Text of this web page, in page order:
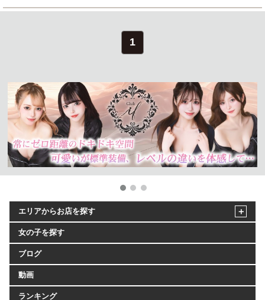
1
エリアからお店を探す
女の子を探す
ブログ
動画
ランキング